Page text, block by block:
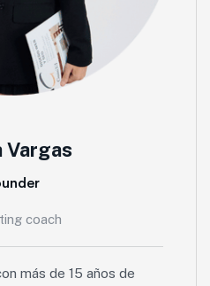
Vargas
coach
más de 15 años de